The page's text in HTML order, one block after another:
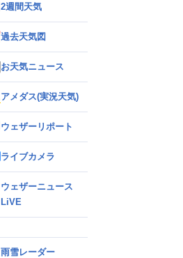
2週間天気
過去天気図
お天気ニュース
アメダス(実況天気)
ウェザーリポート
ライブカメラ
ウェザーニュース
LiVE
雨雪レーダー